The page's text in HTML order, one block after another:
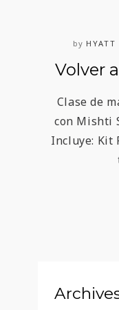
by HYATT
Volver
Clase de
con Mishti
Incluye: Kit